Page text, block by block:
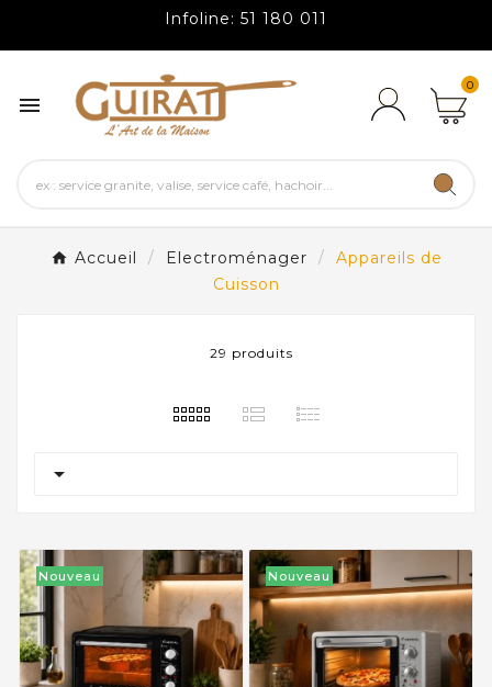
Infoline: 51 180 011

0
Accueil Electroménager
Appareils de
Cuisson
29 produits

Nouveau Nouveau